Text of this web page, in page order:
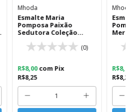
Mhoda
Esmalte Maria
Pomposa Paixão
Sedutora Coleção
(0)
R$8,25
R$8,00com Pix
Mhoda
R$8,25